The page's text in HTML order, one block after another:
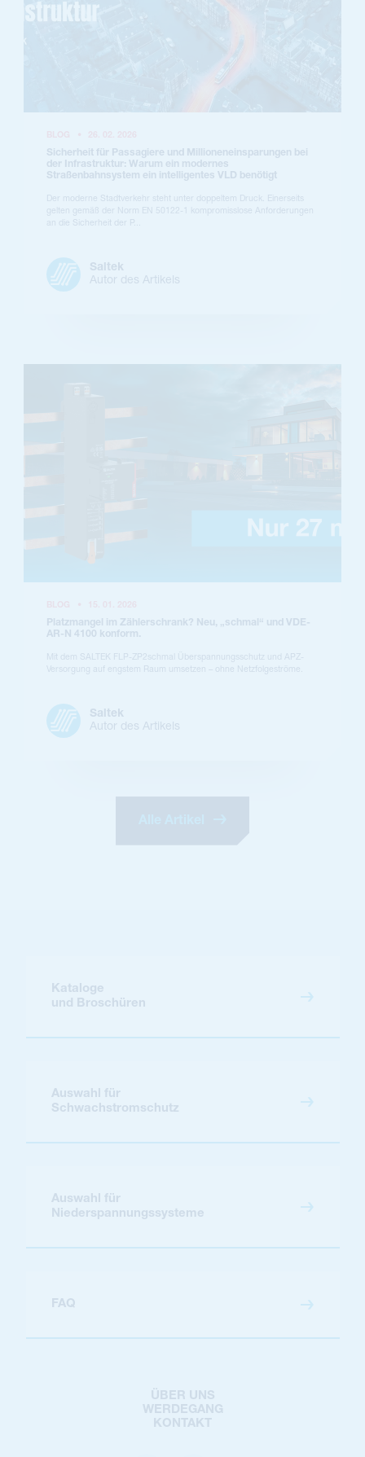
Sicherheit für Passagiere und Millioneneinsparungen bei
der Infrastruktur: Warum ein modernes
Straßenbahnsystem ein intelligentes VLD benötigt
Der moderne Stadtverkehr steht unter doppeltem Druck. Einerseits
gelten gemäß der Norm EN 50122-1 kompromisslose Anforderungen
an die Sicherheit der P...
Saltek
Autor des Artikels
Platzmangel im Zählerschrank? Neu, „schmal“ und VDE-
AR-N 4100 konform.
Mit dem SALTEK FLP-ZP2schmal Überspannungsschutz und APZ-
Versorgung auf engstem Raum umsetzen – ohne Netzfolgeströme.
Saltek
Autor des Artikels
Kataloge
und Broschüren
Auswahl für
Schwachstromschutz
Auswahl für
Niederspannungssysteme
FAQ
ÜBER UNS
WERDEGANG
KONTAKT